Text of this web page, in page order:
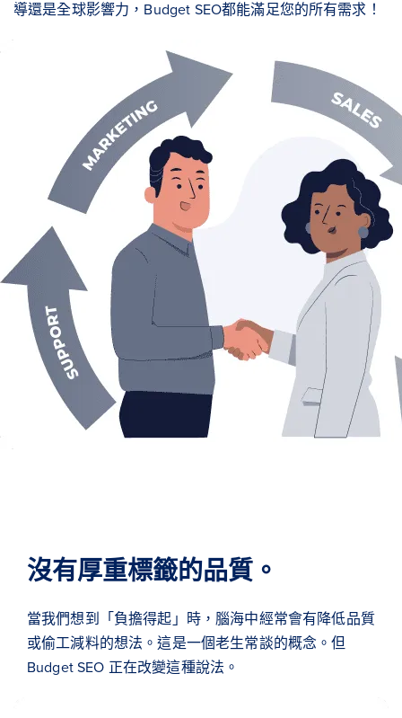
導還是全球影響力，Budget SEO都能滿足您的所有需求！
沒有厚重標籤的品質。
當我們想到「負擔得起」時，腦海中經常會有降低品質
或偷工減料的想法。這是一個老生常談的概念。但
Budget SEO 正在改變這種說法。